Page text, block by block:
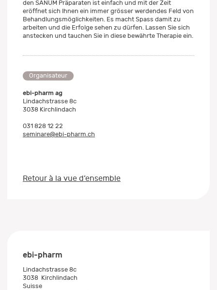
den SANUM Präparaten ist einfach und mit der Zeit
eröffnet sich Ihnen ein immer grösser werdendes Feld von
Behandlungsmöglichkeiten. Es macht Spass damit zu
arbeiten und die Erfolge sehen zu dürfen. Lassen Sie sich
anstecken und tauchen Sie in diese bewährte Therapie ein.
Organisateur
ebi-pharm ag
Lindachstrasse 8c
3038 Kirchlindach
031 828 12 22
seminare@ebi-pharm.ch
Retour à la vue d’ensemble
ebi-pharm
Lindachstrasse 8c
3038 Kirchlindach
Suisse